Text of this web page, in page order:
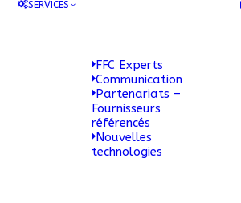
SERVICES
FFC Experts
Communication
Partenariats –
Fournisseurs
référencés
Nouvelles
technologies